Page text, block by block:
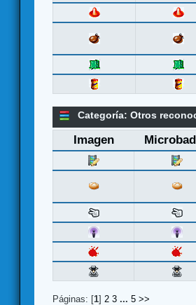
Categoría: Otros
Imagen
Páginas: [1] 2 3 ... 5 >>